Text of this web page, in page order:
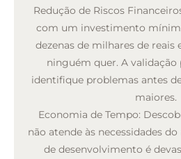
Redução de Riscos
com um investimento
dezenas de milhares de
ninguém quer. A
identifique problemas antes
maiores.
Economia de Tempo:
não atende às necessidades
de desenvolvimento é